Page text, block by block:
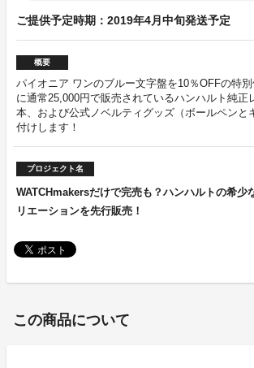
ご提供予定時期：2019年4月中旬発送予定
概要
パイオニア ワンのブルー文字盤を10％OFFの特
に通常25,000円で販売されているハンハルト純正
本、および公式ノベルティグッズ（ボールペンと
付けします！
プロジェクト名
WATCHmakersだけで完売も？ハンハルトの希少
リエーションを先行販売！
この商品について